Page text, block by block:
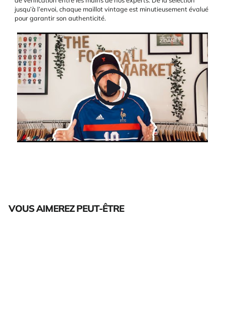
jusqu’à l’envoi, chaque maillot vintage est minutieusement évalué
pour garantir son authenticité.
VOUS AIMEREZ PEUT-ÊTRE